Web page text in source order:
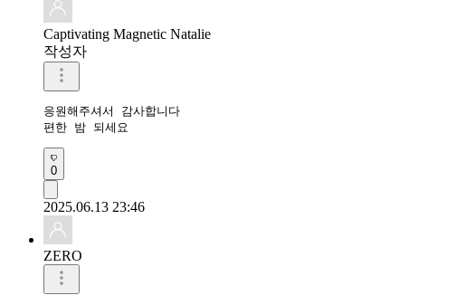
Captivating Magnetic Natalie
작성자
응원해주셔서 감사합니다
편한 밤 되세요
0
2025.06.13 23:46
ZERO